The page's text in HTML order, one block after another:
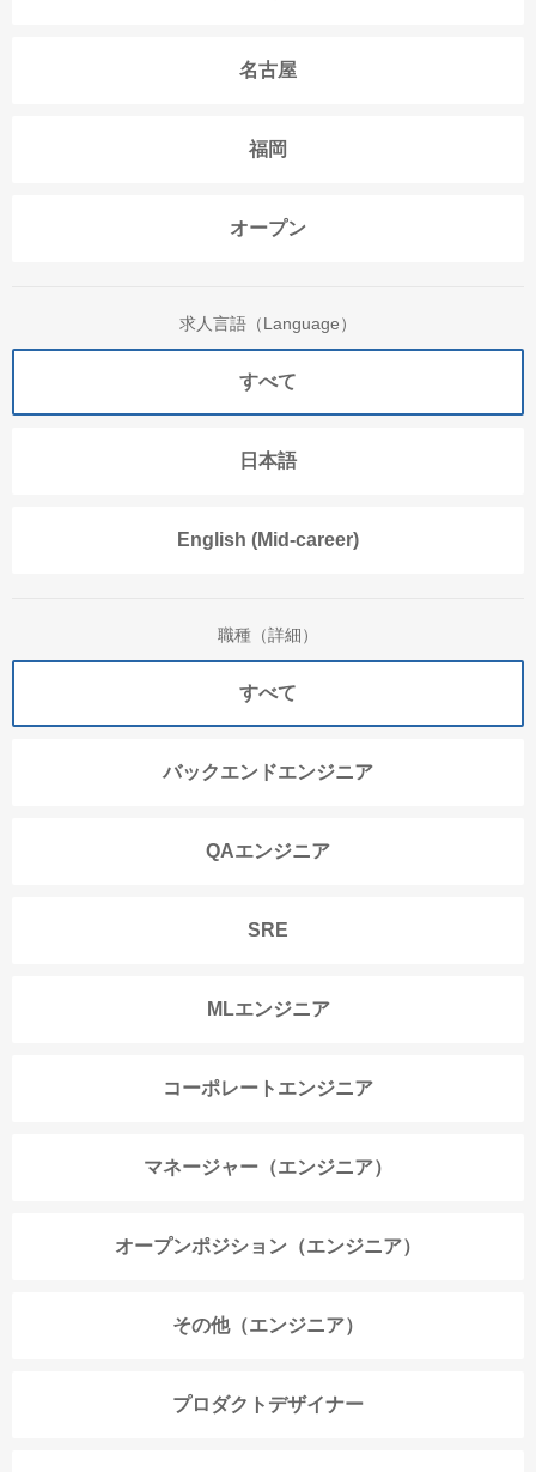
名古屋
福岡
オープン
求人言語（Language）
すべて
日本語
English (Mid-career)
職種（詳細）
すべて
バックエンドエンジニア
QAエンジニア
SRE
MLエンジニア
コーポレートエンジニア
マネージャー（エンジニア）
オープンポジション（エンジニア）
その他（エンジニア）
プロダクトデザイナー